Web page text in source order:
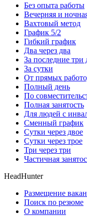
Без опыта работы
Вечерняя и
Вахтовый метод
График 5/2
Гибкий график
Два через два
За последние три
За сутки
От прямых
Полный день
По
Полная занятость
Для людей с
Сменный график
Сутки через двое
Сутки через трое
Три через три
Частичная
HeadHunter
Размещение
Поиск по резюме
О компании